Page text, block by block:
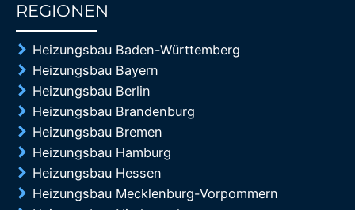
REGIONEN
Heizungsbau Baden-Württemberg
Heizungsbau Bayern
Heizungsbau Berlin
Heizungsbau Brandenburg
Heizungsbau Bremen
Heizungsbau Hamburg
Heizungsbau Hessen
Heizungsbau Mecklenburg-Vorpommern